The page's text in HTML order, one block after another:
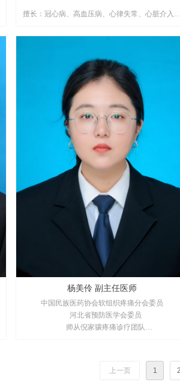
擅长：冠心病、高血压病、心律失常、心脏介入及
杨美伶 副主任医师
中国民族医药协会软组织疼痛分会委员
河北省预防医学会委员
师从倪家骧疼痛诊疗团队
创医学技术学院 ，参与学习中日友好医院县域医
疗卫生机构癌痛的全程管理精准能力提升培训班学
上一页 1 2